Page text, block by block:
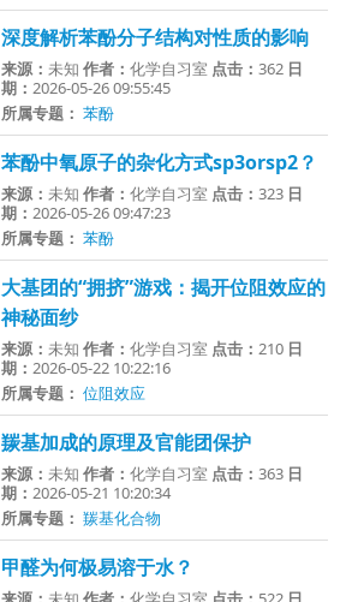
深度解析苯酚分子结构对性质的影响
来源：未知作者：化学自习室 点击：362 日
期：2026-05-26 09:55:45
所属专题： 苯酚
苯酚中氧原子的杂化方式sp3orsp2？
来源：未知作者：化学自习室 点击：323 日
期：2026-05-26 09:47:23
所属专题： 苯酚
大基团的“拥挤”游戏：揭开位阻效应的
神秘面纱
来源：未知作者：化学自习室 点击：210 日
期：2026-05-22 10:22:16
所属专题： 位阻效应
羰基加成的原理及官能团保护
来源：未知作者：化学自习室 点击：363 日
期：2026-05-21 10:20:34
所属专题： 羰基化合物
甲醛为何极易溶于水？